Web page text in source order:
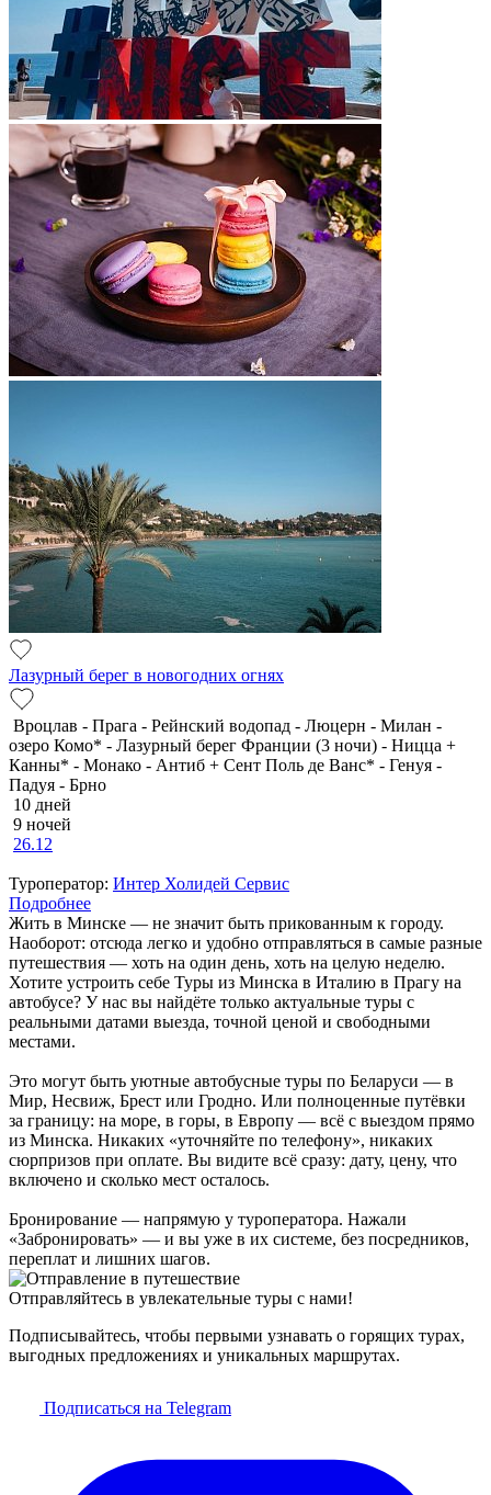
Лазурный берег в новогодних огнях
Вроцлав - Прага - Рейнский водопад - Люцерн - Милан -
озеро Комо* - Лазурный берег Франции (3 ночи) - Ницца +
Канны* - Монако - Антиб + Сент Поль де Ванс* - Генуя -
Падуя - Брно
10 дней
9 ночей
26.12
Туроператор: Интер Холидей Сервис
Подробнее
Жить в Минске — не значит быть прикованным к городу.
Наоборот: отсюда легко и удобно отправляться в самые разные
путешествия — хоть на один день, хоть на целую неделю.
Хотите устроить себе Туры из Минска в Италию в Прагу на
автобусе? У нас вы найдёте только актуальные туры с
реальными датами выезда, точной ценой и свободными
местами.
Это могут быть уютные автобусные туры по Беларуси — в
Мир, Несвиж, Брест или Гродно. Или полноценные путёвки
за границу: на море, в горы, в Европу — всё с выездом прямо
из Минска. Никаких «уточняйте по телефону», никаких
сюрпризов при оплате. Вы видите всё сразу: дату, цену, что
включено и сколько мест осталось.
Бронирование — напрямую у туроператора. Нажали
«Забронировать» — и вы уже в их системе, без посредников,
переплат и лишних шагов.
Отправляйтесь в увлекательные туры с нами!
Подписывайтесь, чтобы первыми узнавать о горящих турах,
выгодных предложениях и уникальных маршрутах.
Подписаться на Telegram